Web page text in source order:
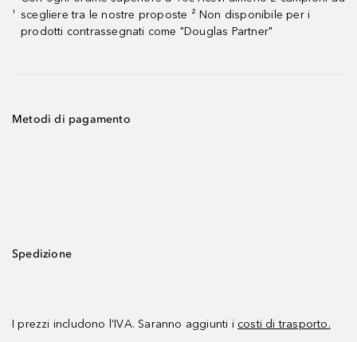
¹
scegliere tra le nostre proposte ² Non disponibile per i
prodotti contrassegnati come "Douglas Partner"
Metodi di pagamento
Spedizione
I prezzi includono l’IVA. Saranno aggiunti i costi di trasporto.